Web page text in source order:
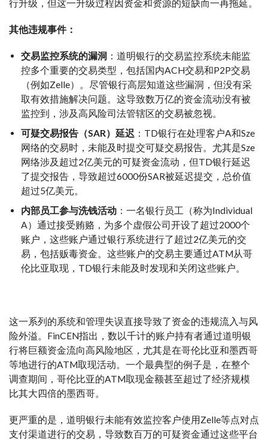
行升级，但这一升级过程因资金和资源的短缺而一再拖延。
其他违规事件：
交易监控系统的漏洞 ：道明银行的交易监控系统未能监
控多个重要的交易类型，包括国内ACH交易和P2P交易
（例如Zelle）。尽管银行高层知道这些漏洞，但没有采
取有效措施解决问题。这导致数万亿的资金流动没有被
监控到，涉及高风险司法管辖区的交易被忽视。
可疑交易报告（SAR）延迟 ：TD银行在处理客户A和Sze
网络的交易时，未能及时提交可疑交易报告。尤其是Sze
网络涉及超过2亿美元的可疑资金流动，但TD银行延迟
了提交报告，导致超过6000份SAR被延迟提交，总价值
超过5亿美元。
内部员工参与洗钱活动 ：一名银行员工（称为Individual
A）通过接受贿赂，为多个虚假公司开设了超过2000个
账户，这些账户通过银行系统进行了超过2亿美元的交
易，包括贩毒资金。这些账户的交易主要通过ATM从哥
伦比亚取现，TD银行未能及时发现和关闭这些账户。
这一系列的系统和管理失误直接导致了资金的违规流入与风
险外溢。FinCEN指出，数以千计的账户持有者通过道明银
行将巨额资金流向高风险地区，尤其是在哥伦比亚和墨西哥
等地进行的ATM取现活动。一个最典型的例子是，在整个
调查期间，哥伦比亚的ATM取现金额甚至超过了经济规模
比其大四倍的墨西哥。
更严重的是，道明银行未能有效监控客户使用Zelle等点对点
支付渠道进行的交易，导致数百万的可疑资金通过这些平台